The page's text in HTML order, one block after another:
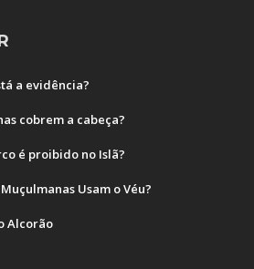
a evidência?
cobrem a cabeça?
é proibido no Islã?
Usam o Véu?
Alcorão